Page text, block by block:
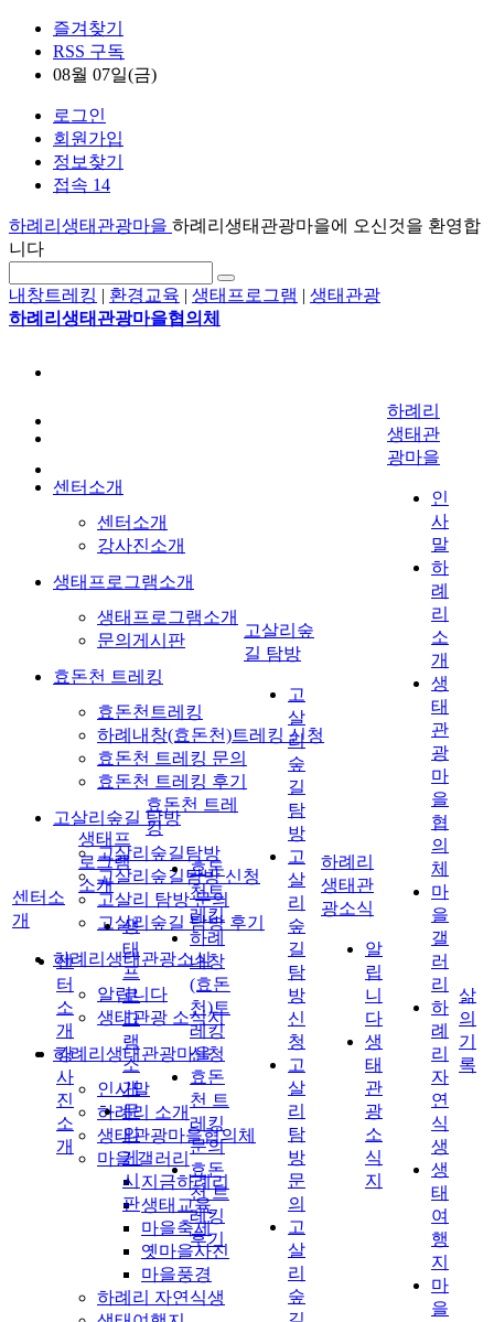
즐겨찾기
RSS 구독
08월 07일(금)
로그인
회원가입
정보찾기
접속 14
하례리생태관광마을 하례리생태관광마을에 오신것을 환영합
니다
내창트레킹 | 환경교육 | 생태프로그램 | 생태관광
하례리생태관광마을협의체
센터소개
센터소개
강사진소개
생태프로그램소개
생태프로그램소개
문의게시판
효돈천 트레킹
효돈천트레킹
하례내창(효돈천)트레킹 신청
효돈천 트레킹 문의
효돈천 트레킹 후기
고살리숲길 탐방
고살리숲길탐방
고살리숲길탐방 신청
고살리 탐방 문의
고살리숲길 탐방 후기
하례리생태관광소식
알립니다
생태관광 소식지
하례리생태관광마을
인사말
하례리 소개
생태관광마을협의체
마을 갤러리
지금하례리
생태교육
마을축제
옛마을사진
마을풍경
하례리 자연식생
센터소
개
센
터
소
개
강
사
진
소
개
생태프
로그램
소개
생
태
프
로
그
램
소
개
문
의
게
시
판
효돈천 트레
킹
효돈
천트
레킹
하례
내창
(효돈
천)트
레킹
신청
효돈
천 트
레킹
문의
효돈
천 트
레킹
후기
고살리숲
길 탐방
고
살
리
숲
길
탐
방
고
살
리
숲
길
탐
방
신
청
고
살
리
탐
방
문
의
고
살
리
숲
하례리
생태관
광소식
알
립
니
다
생
태
관
광
소
식
지
하례리
생태관
광마을
인
사
말
하
례
리
소
개
생
태
관
광
마
을
협
의
체
마
을
갤
러
리
하
례
리
자
연
식
생
생
태
여
행
지
마
을
삶
의
기
록